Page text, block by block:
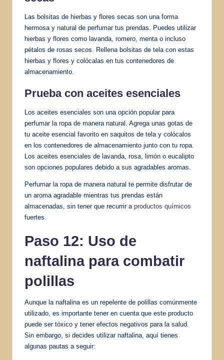
Las bolsitas de hierbas y flores secas son una forma
hermosa y natural de perfumar tus prendas. Puedes utilizar
hierbas y flores como lavanda, romero, menta o incluso
pétalos de rosas secos. Rellena bolsitas de tela con estas
hierbas y flores y colócalas en tus contenedores de
almacenamiento.
Prueba con aceites esenciales
Los aceites esenciales son una opción popular para
perfumar la ropa de manera natural. Agrega unas gotas de
tu aceite esencial favorito en saquitos de tela y colócalos
en los contenedores de almacenamiento junto con tu ropa.
Los aceites esenciales de lavanda, rosa, limón o eucalipto
son opciones populares debido a sus agradables aromas.
Perfumar la ropa de manera natural te permite disfrutar de
un aroma agradable mientras tus prendas están
almacenadas, sin tener que recurrir a productos químicos
fuertes.
Paso 12: Uso de
naftalina para combatir
polillas
Aunque la naftalina es un repelente de polillas comúnmente
utilizado, es importante tener en cuenta que este producto
puede ser tóxico y tener efectos negativos para la salud.
Sin embargo, si decides utilizar naftalina, aquí tienes
algunas pautas a seguir: